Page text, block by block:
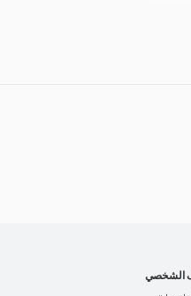
الشخصي